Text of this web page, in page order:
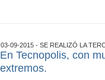
03-09-2015 - SE REALIZÓ LA
En Tecnopolis, con
extremos.